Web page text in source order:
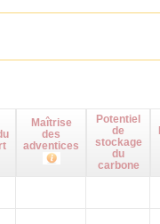
Maîtrise
des
adventices
Potentiel
de
stockage
du
carbone